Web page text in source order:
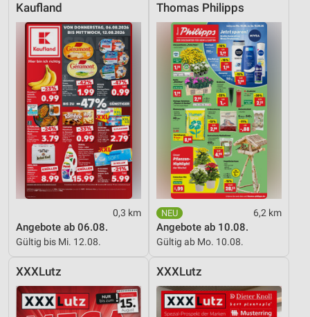
Kaufland
0,3 km
Angebote ab 06.08.
Gültig bis Mi. 12.08.
Thomas Philipps
6,2 km
Angebote ab 10.08.
Gültig ab Mo. 10.08.
XXXLutz XXXLutz